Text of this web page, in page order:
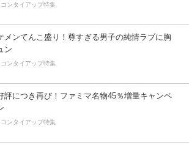
コンタイアップ特集
メンてんこ盛り！尊すぎる男子の純情ラブに胸
ン
コンタイアップ特集
評につき再び！ファミマ名物45％増量キャンペ
コンタイアップ特集